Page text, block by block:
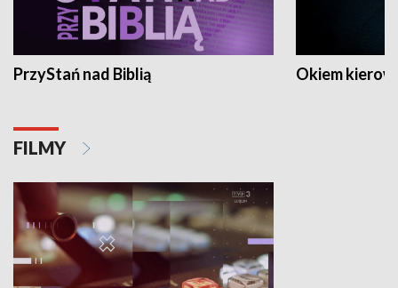
PrzyStań nad Biblią Okiem
FILMY